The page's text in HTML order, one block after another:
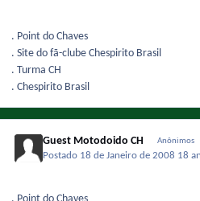
. Point do Chaves
. Site do fã-clube Chespirito Brasil
. Turma CH
. Chespirito Brasil
Guest Motodoido CH Anônimos
Postado 18 de Janeiro de 2008 18